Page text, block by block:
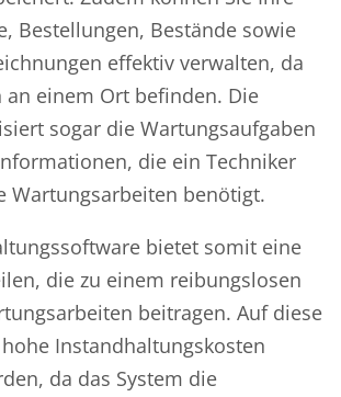
Bestellungen, Bestände sowie
effektiv verwalten, da
an einem Ort befinden. Die
sogar die Wartungsaufgaben
die ein Techniker
Wartungsarbeiten benötigt.
bietet somit eine
die zu einem reibungslosen
beitragen. Auf diese
Instandhaltungskosten
da das System die